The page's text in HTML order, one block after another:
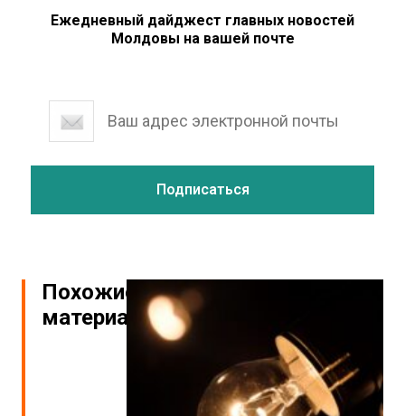
Ежедневный дайджест главных новостей
Молдовы на вашей почте
Похожие
материалы